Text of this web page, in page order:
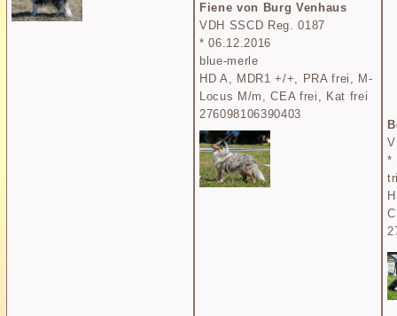
Fiene von Burg Venhaus
VDH SSCD Reg. 0187
* 06.12.2016
blue-merle
HD A, MDR1 +/+, PRA frei, M-
Locus M/m, CEA frei, Kat frei
276098106390403
*